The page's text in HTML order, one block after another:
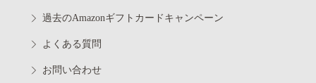
過去のAmazonギフトカードキャンペーン
よくある質問
お問い合わせ